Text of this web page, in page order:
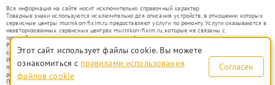
Вся информация на сайте носит исключительно справочный характер.
Товарные знаки используются исключительно для описания устройств, в отношении которых
сервисные центры mur.nikon-fixim.ru предоставляют услуги по ремонту. Услуги оказываются в
неавторизованных сервисных центрах mur.nikon-fixim.ru, которые не связаны с
правообладателями товарных знаков или их официальными представителями.
Ремонт осуществляется для устройств, уже введенных в гражданский оборот в соответствии
со статьей 1487 ГК РФ.
Использование товарных знаков не преследует цели индивидуализации услуг или введения
потребителей в заблуждение, а служит для информирования о предоставляемых услугах по
ремонту техники указанных брендов.
Представленная на сайте информация не является публичной офертой, определяемой
Этот сайт использует файлы cookie. Вы можете
ознакомиться с правилами использования
файлов cookie
Согласен